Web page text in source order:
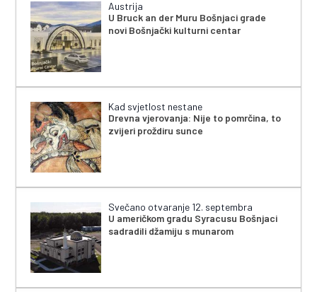
Austrija
U Bruck an der Muru Bošnjaci grade
novi Bošnjački kulturni centar
Kad svjetlost nestane
Drevna vjerovanja: Nije to pomrčina, to
zvijeri proždiru sunce
Svečano otvaranje 12. septembra
U američkom gradu Syracusu Bošnjaci
sadradili džamiju s munarom